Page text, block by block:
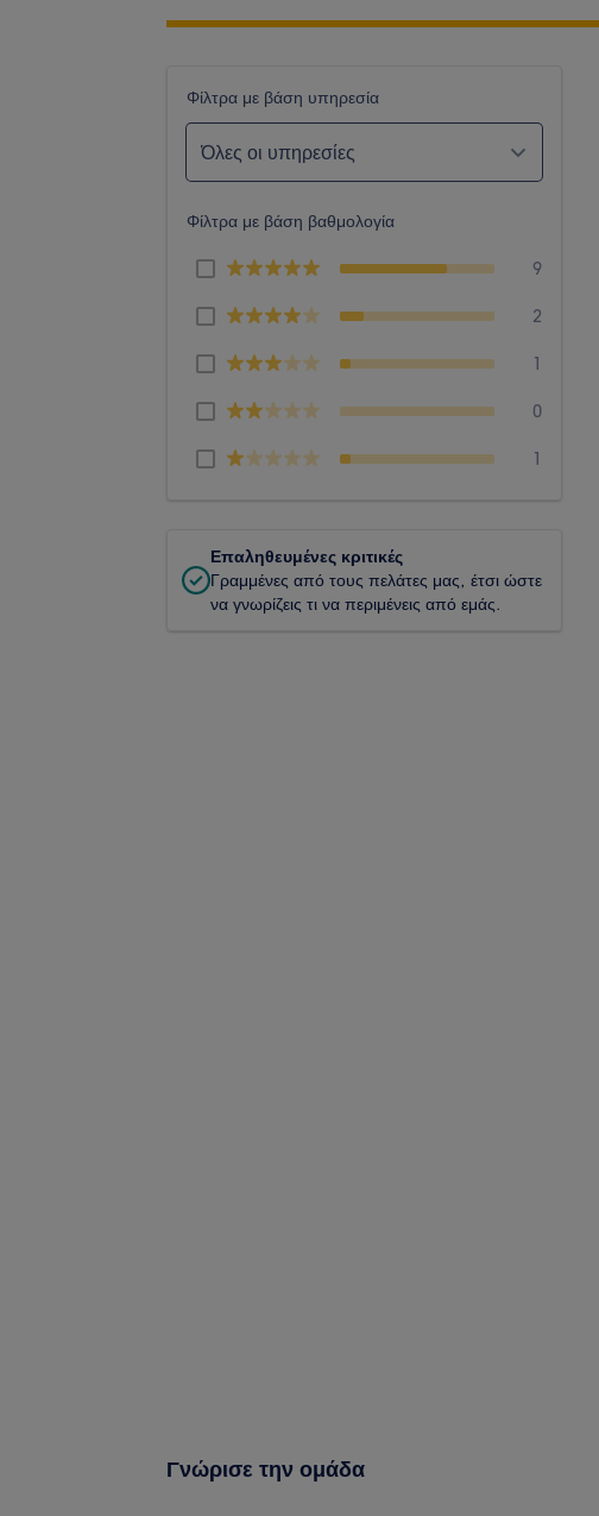
Φίλτρα με βάση υπηρεσία
Όλες οι υπηρεσίες
Φίλτρα με βάση βαθμολογία
9
2
1
0
1
Επαληθευμένες κριτικές
Γραμμένες από τους πελάτες μας, έτσι ώστε
να γνωρίζεις τι να περιμένεις από εμάς.
Γνώρισε την ομάδα